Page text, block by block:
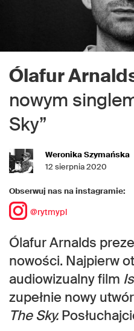
Ólafur
nowym
Sky”
Weronika Szymańska
12 sierpnia 2020
Obserwuj nas na instagramie:
@rytmypl
Ólafur Arnalds
nowości. Najpierw
audiowizualny film
zupełnie nowy
The Sky.